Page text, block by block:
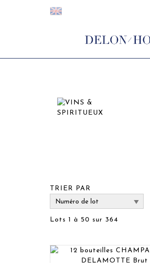
TRIER PAR
Lots 1 à 50 sur 364